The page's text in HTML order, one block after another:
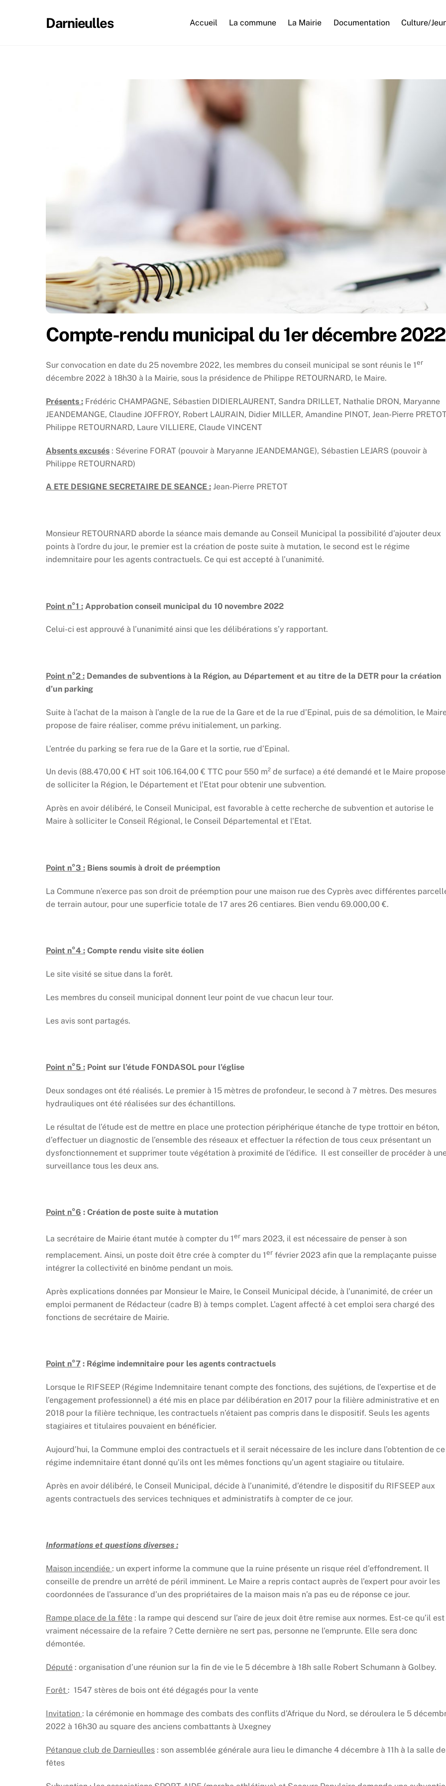
Darnieulles Accueil La commune La Mairie Documentation Culture/
Compte-rendu municipal du 1er décembre 2022
Sur convocation en date du 25 novembre 2022, les membres du conseil municipal se sont réunis le 1er
décembre 2022 à 18h30 à la Mairie, sous la présidence de Philippe RETOURNARD, le Maire.
Présents : Frédéric CHAMPAGNE, Sébastien DIDIERLAURENT, Sandra DRILLET, Nathalie DRON, Maryanne
JEANDEMANGE, Claudine JOFFROY, Robert LAURAIN, Didier MILLER, Amandine PINOT, Jean-Pierre
Philippe RETOURNARD, Laure VILLIERE, Claude VINCENT
Absents excusés : Séverine FORAT (pouvoir à Maryanne JEANDEMANGE), Sébastien LEJARS (pouvoir à
Philippe RETOURNARD)
A ETE DESIGNE SECRETAIRE DE SEANCE : Jean-Pierre PRETOT
Monsieur RETOURNARD aborde la séance mais demande au Conseil Municipal la possibilité d’ajouter deux
points à l’ordre du jour, le premier est la création de poste suite à mutation, le second est le régime
indemnitaire pour les agents contractuels. Ce qui est accepté à l’unanimité.
Point n°1 : Approbation conseil municipal du 10 novembre 2022
Celui-ci est approuvé à l’unanimité ainsi que les délibérations s’y rapportant.
Point n°2 : Demandes de subventions à la Région, au Département et au titre de la DETR pour la création
d’un parking
Suite à l’achat de la maison à l’angle de la rue de la Gare et de la rue d’Epinal, puis de sa démolition, le
propose de faire réaliser, comme prévu initialement, un parking.
L’entrée du parking se fera rue de la Gare et la sortie, rue d’Epinal.
Un devis (88.470,00 € HT soit 106.164,00 € TTC pour 550 m² de surface) a été demandé et le Maire propose
de solliciter la Région, le Département et l’Etat pour obtenir une subvention.
Après en avoir délibéré, le Conseil Municipal, est favorable à cette recherche de subvention et autorise le
Maire à solliciter le Conseil Régional, le Conseil Départemental et l’Etat.
Point n°3 : Biens soumis à droit de préemption
La Commune n’exerce pas son droit de préemption pour une maison rue des Cyprès avec différentes
de terrain autour, pour une superficie totale de 17 ares 26 centiares. Bien vendu 69.000,00 €.
Point n°4 : Compte rendu visite site éolien
Le site visité se situe dans la forêt.
Les membres du conseil municipal donnent leur point de vue chacun leur tour.
Les avis sont partagés.
Point n°5 : Point sur l’étude FONDASOL pour l’église
Deux sondages ont été réalisés. Le premier à 15 mètres de profondeur, le second à 7 mètres. Des mesures
hydrauliques ont été réalisées sur des échantillons.
Le résultat de l’étude est de mettre en place une protection périphérique étanche de type trottoir en béton,
d’effectuer un diagnostic de l’ensemble des réseaux et effectuer la réfection de tous ceux présentant un
dysfonctionnement et supprimer toute végétation à proximité de l’édifice. Il est conseiller de procéder à
surveillance tous les deux ans.
Point n°6 : Création de poste suite à mutation
La secrétaire de Mairie étant mutée à compter du 1er mars 2023, il est nécessaire de penser à son
remplacement. Ainsi, un poste doit être crée à compter du 1er février 2023 afin que la remplaçante puisse
intégrer la collectivité en binôme pendant un mois.
Après explications données par Monsieur le Maire, le Conseil Municipal décide, à l’unanimité, de créer un
emploi permanent de Rédacteur (cadre B) à temps complet. L’agent affecté à cet emploi sera chargé des
fonctions de secrétaire de Mairie.
Point n°7 : Régime indemnitaire pour les agents contractuels
Lorsque le RIFSEEP (Régime Indemnitaire tenant compte des fonctions, des sujétions, de l’expertise et de
l’engagement professionnel) a été mis en place par délibération en 2017 pour la filière administrative et en
2018 pour la filière technique, les contractuels n’étaient pas compris dans le dispositif. Seuls les agents
stagiaires et titulaires pouvaient en bénéficier.
Aujourd’hui, la Commune emploi des contractuels et il serait nécessaire de les inclure dans l’obtention de ce
régime indemnitaire étant donné qu’ils ont les mêmes fonctions qu’un agent stagiaire ou titulaire.
Après en avoir délibéré, le Conseil Municipal, décide à l’unanimité, d’étendre le dispositif du RIFSEEP aux
agents contractuels des services techniques et administratifs à compter de ce jour.
Informations et questions diverses :
Maison incendiée : un expert informe la commune que la ruine présente un risque réel d’effondrement. Il
conseille de prendre un arrêté de péril imminent. Le Maire a repris contact auprès de l’expert pour avoir les
coordonnées de l’assurance d’un des propriétaires de la maison mais n’a pas eu de réponse ce jour.
Rampe place de la fête : la rampe qui descend sur l’aire de jeux doit être remise aux normes. Est-ce qu’il est
vraiment nécessaire de la refaire ? Cette dernière ne sert pas, personne ne l’emprunte. Elle sera donc
démontée.
Député : organisation d’une réunion sur la fin de vie le 5 décembre à 18h salle Robert Schumann à Golbey.
Forêt : 1547 stères de bois ont été dégagés pour la vente
Invitation : la cérémonie en hommage des combats des conflits d’Afrique du Nord, se déroulera le 5
2022 à 16h30 au square des anciens combattants à Uxegney
Pétanque club de Darnieulles : son assemblée générale aura lieu le dimanche 4 décembre à 11h à la salle
fêtes